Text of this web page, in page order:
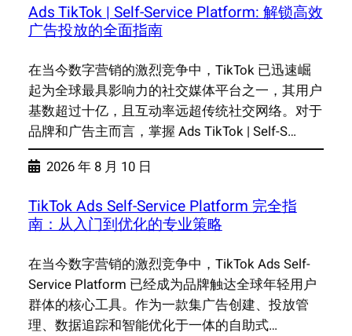
Ads TikTok | Self-Service Platform: 解锁高效
广告投放的全面指南
在当今数字营销的激烈竞争中，TikTok 已迅速崛
起为全球最具影响力的社交媒体平台之一，其用户
基数超过十亿，且互动率远超传统社交网络。对于
品牌和广告主而言，掌握 Ads TikTok | Self-S…
2026 年 8 月 10 日
TikTok Ads Self-Service Platform 完全指
南：从入门到优化的专业策略
在当今数字营销的激烈竞争中，TikTok Ads Self-
Service Platform 已经成为品牌触达全球年轻用户
群体的核心工具。作为一款集广告创建、投放管
理、数据追踪和智能优化于一体的自助式…